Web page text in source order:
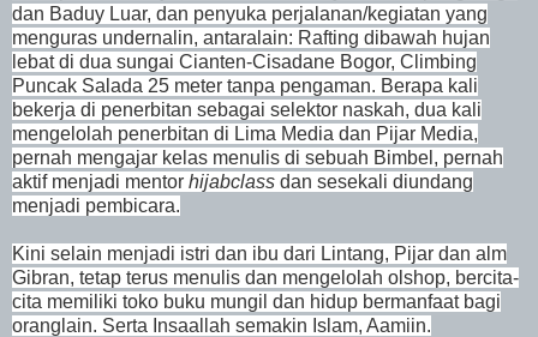
dan Baduy Luar, dan penyuka perjalanan/kegiatan yang
menguras undernalin, antaralain: Rafting dibawah hujan
lebat di dua sungai Cianten-Cisadane Bogor, Climbing
Puncak Salada 25 meter tanpa pengaman. Berapa kali
bekerja di penerbitan sebagai selektor naskah, dua kali
mengelolah penerbitan di Lima Media dan Pijar Media,
pernah mengajar kelas menulis di sebuah Bimbel, pernah
aktif menjadi mentor hijabclass dan sesekali diundang
menjadi pembicara.
Kini selain menjadi istri dan ibu dari Lintang, Pijar dan alm
Gibran, tetap terus menulis dan mengelolah olshop, bercita-
cita memiliki toko buku mungil dan hidup bermanfaat bagi
oranglain. Serta Insaallah semakin Islam, Aamiin.